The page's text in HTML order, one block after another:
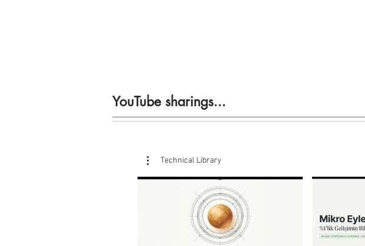
YouTube sharings...
Technical Library